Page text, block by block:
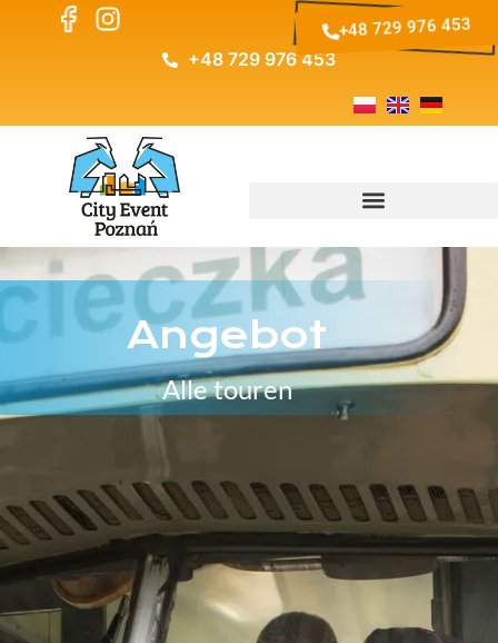
+48 729 976 453
+48 729 976 453
Angebot
Alle touren